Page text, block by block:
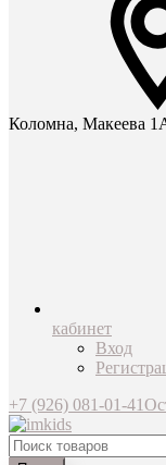
Коломна, Макеева
кабинет
Вход
+7 (926) 081-01-41